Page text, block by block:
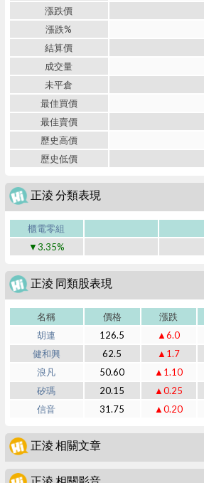
漲跌價
漲跌%
結算價
成交量
未平倉
最佳買價
最佳賣價
歷史高價
歷史低價
正淩 分類表現
櫃電零組
▼3.35%
正淩 同類股表現
名稱 價格 漲跌
胡連
126.5 ▲6.0
健和興
62.5 ▲1.7
浪凡
50.60 ▲1.10
矽瑪
20.15 ▲0.25
信音
31.75 ▲0.20
正淩 相關文章